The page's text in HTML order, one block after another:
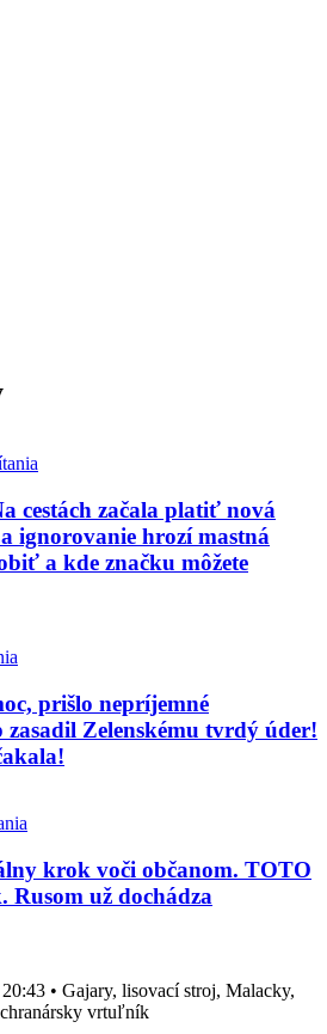
cestách začala platiť nová
ignorovanie hrozí mastná
a kde značku môžete
prišlo nepríjemné
Zelenskému tvrdý úder!
krok voči občanom. TOTO
už dochádza
• Gajary, lisovací stroj, Malacky,
vrtuľník